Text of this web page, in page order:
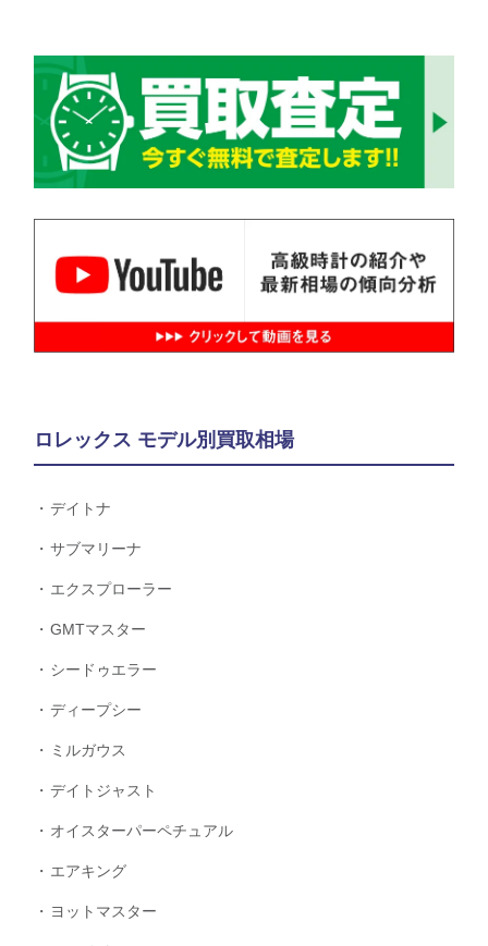
ロレックス モデル別買取相場
デイトナ
サブマリーナ
エクスプローラー
GMTマスター
シードゥエラー
ディープシー
ミルガウス
デイトジャスト
オイスターパーペチュアル
エアキング
ヨットマスター